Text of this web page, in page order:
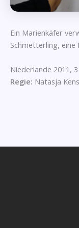
Ein Marienkäfer
Schmetterling, eine
Niederlande 2011,
Regie: Natasja